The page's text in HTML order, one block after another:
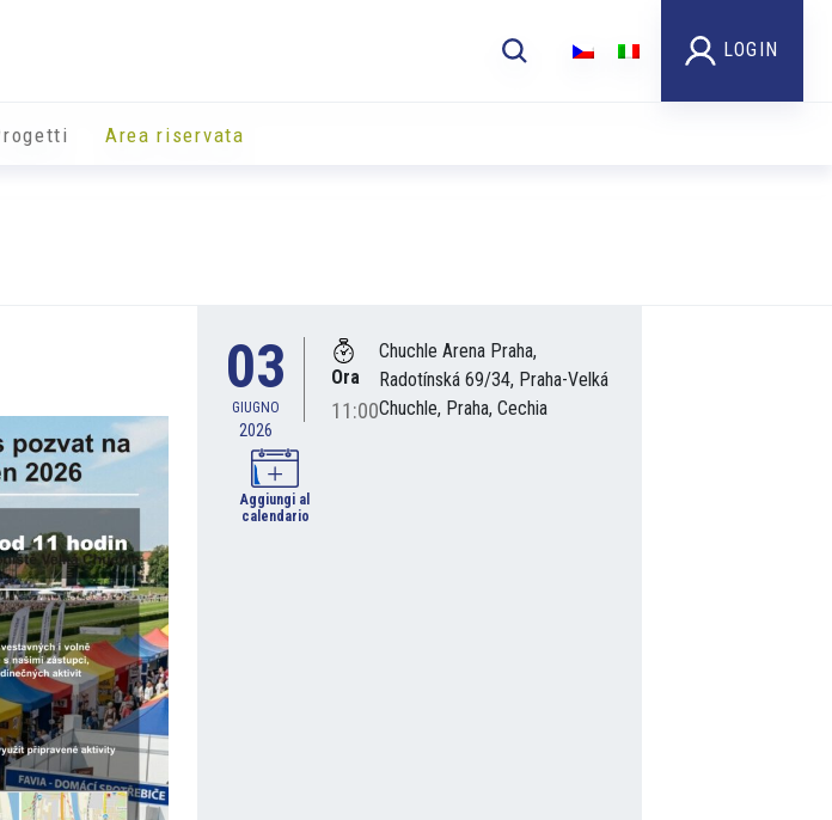
LOGIN
Area riservata
03
GIUGNO
2026
Ora
11:00
Chuchle Arena Praha,
Radotínská 69/34, Praha-Velká
Chuchle, Praha, Cechia
Aggiungi al
calendario